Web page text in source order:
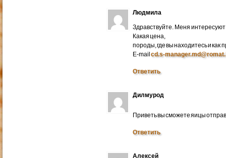
Людмила
Здравствуйте. Меня
Какая цена,
породы, где вы находитесь и как
E-mailcd.s-
Ответить
Дилмурод
Приветь вы сможете яицы
Ответить
Алексей